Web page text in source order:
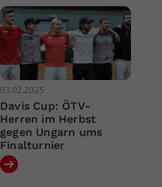
03.02.2025
Davis Cup: ÖTV-
Herren im Herbst
gegen Ungarn ums
Finalturnier